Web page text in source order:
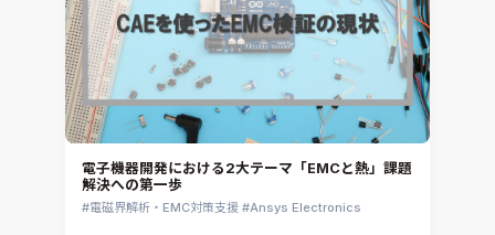
Ansys Granta MI
Ansys Granta Selector
電子機器開発における2大テーマ「EMCと熱」課題
解決への第一歩
電磁界解析・EMC対策支援 Ansys Electronics